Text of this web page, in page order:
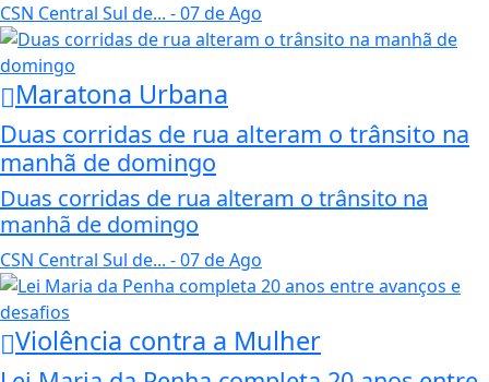
CSN Central Sul de... - 07 de Ago
Maratona Urbana
Duas corridas de rua alteram o trânsito na
manhã de domingo
Duas corridas de rua alteram o trânsito na
manhã de domingo
CSN Central Sul de... - 07 de Ago
Violência contra a Mulher